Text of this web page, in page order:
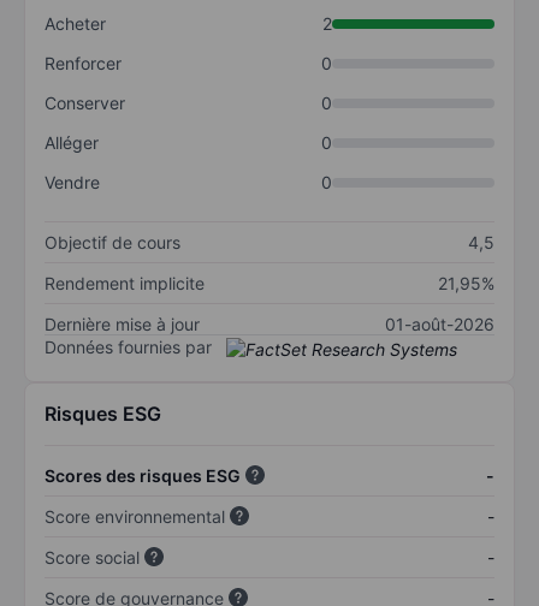
Acheter
2
Renforcer
0
Conserver
0
Alléger
0
Vendre
0
Objectif de cours
4,5
Rendement implicite
21,95%
Dernière mise à jour
01-août-2026
Données fournies par
Risques ESG
Scores des risques ESG
-
Score environnemental
-
Score social
-
Score de gouvernance
-